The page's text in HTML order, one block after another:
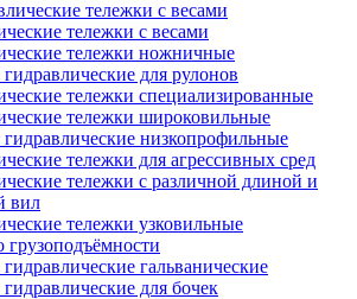
тележки с весами
тележки ножничные
для рулонов
тележки специализированные
тележки широковильные
низкопрофильные
тележки для агрессивных сред
тележки с различной длиной и
вил
тележки узковильные
грузоподъёмности
гальванические
для бочек